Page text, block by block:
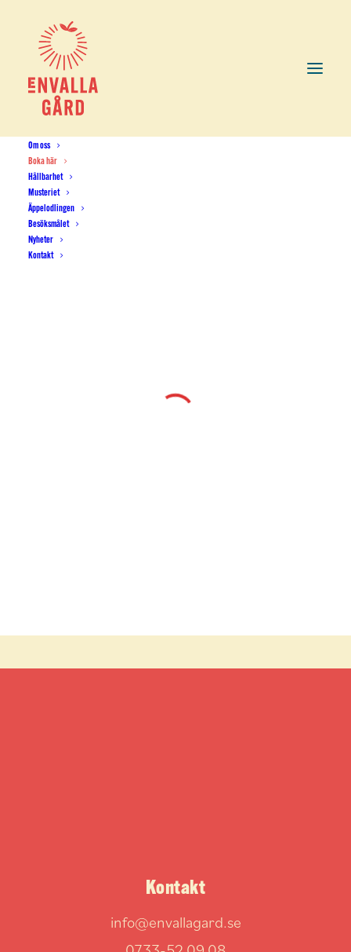
Om oss
Boka här
Hållbarhet
Musteriet
Äppelodlingen
Besöksmålet
Nyheter
Kontakt
Kontakt
info@envallagard.se